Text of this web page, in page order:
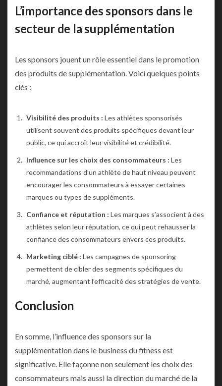
L’importance des sponsors dans le
secteur de la supplémentation
Les sponsors jouent un rôle essentiel dans le promotion
des produits de supplémentation. Voici quelques points
clés :
Visibilité des produits : Les athlètes sponsorisés
utilisent souvent des produits spécifiques devant leur
public, ce qui accroît leur visibilité et crédibilité.
Influence sur les choix des consommateurs : Les
recommandations d’un athlète de haut niveau peuvent
encourager les consommateurs à essayer certaines
marques ou types de suppléments.
Confiance et réputation : Les marques s’associent à des
athlètes selon leur réputation, ce qui peut rehausser la
confiance des consommateurs envers ces produits.
Marketing ciblé : Les campagnes de sponsoring
permettent de cibler des segments spécifiques du
marché, augmentant l’efficacité des stratégies de vente.
Conclusion
En somme, l’influence des sponsors sur la
supplémentation dans le business du fitness est
significative. Elle façonne non seulement les choix des
consommateurs mais aussi la direction du marché de la